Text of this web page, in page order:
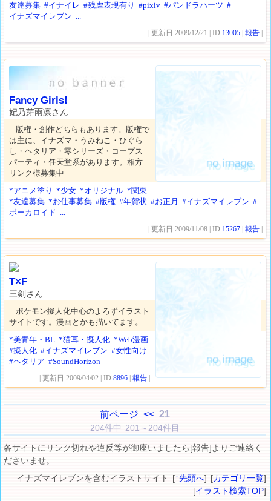
友達募集 #イナイレ #残虐表現有り #pixiv #パンドラハーツ #
イナズマイレブン ...
| 更新日:2009/12/21 | ID:13005 |報告
Fancy Girls!
妃乃芽雨凛さん
版権・創作どちらもあります。版権で
は主に、イナズマ・うみねこ・ひぐら
し・ヘタリア・零シリーズ・コープス
パーティ・任天堂系があります。相方
リンク様募集中
*アニメ塗り
*少女 *オリジナル *関東
*友達募集 *お仕事募集 #版権 #年賀状 #お正月 #イナズマイレブン #
ボーカロイド ...
| 更新日:2009/11/08 | ID:15267 |報告
T×F
三剣さん
ポケモン擬人化中心のよろずイラスト
サイトです。漫画とかも描いてます。
*美青年・BL *猫耳・擬人化 *Web漫画
#擬人化 #イナズマイレブン #女性向け
#ヘタリア #SoundHorizon
| 更新日:2009/04/02 | ID:8896 |報告
前ページ << 21
204件中 201～204件目
各サイトにリンク切れや違反等が御座いましたら[報告]よりご連絡く
ださいませ。
イナズマイレブンを含むイラストサイト [↑先頭へ] [カテゴリ一覧]
[イラスト検索TOP]